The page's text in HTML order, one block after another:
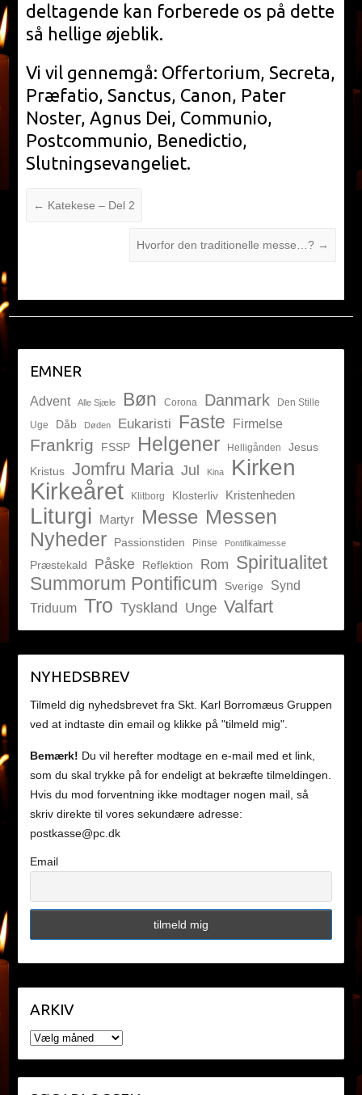
deltagende kan forberede os på dette
så hellige øjeblik.
Vi vil gennemgå: Offertorium, Secreta,
Præfatio, Sanctus, Canon, Pater
Noster, Agnus Dei, Communio,
Postcommunio, Benedictio,
Slutningsevangeliet.
← Katekese – Del 2
Hvorfor den traditionelle messe…? →
EMNER
Advent Alle Sjæle Bøn Corona Danmark
Den Stille
Uge
Dåb Døden Eukaristi Faste Firmelse
Frankrig FSSP Helgener Helligånden
Jesus
Kristus Jomfru Maria Jul Kina Kirken
Kirkeåret Klitborg Klosterliv Kristenheden
Liturgi Martyr Messe Messen
Nyheder
Passionstiden Pinse Pontifikalmesse
Præstekald Påske Reflektion Rom Spiritualitet
Summorum Pontificum Sverige
Synd
Triduum Tro Tyskland Unge Valfart
NYHEDSBREV
Tilmeld dig nyhedsbrevet fra Skt. Karl Borromæus Gruppen
ved at indtaste din email og klikke på "tilmeld mig".
Bemærk! Du vil herefter modtage en e-mail med et link,
som du skal trykke på for endeligt at bekræfte tilmeldingen.
Hvis du mod forventning ikke modtager nogen mail, så
skriv direkte til vores sekundære adresse:
postkasse@pc.dk
Email
ARKIV
ARKIV